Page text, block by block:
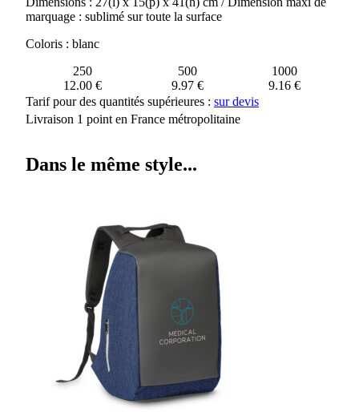
marquage : sublimé sur toute la surface
Coloris : blanc
250
500
1000
12.00 €
9.97 €
9.16 €
Tarif pour des quantités supérieures : sur devis
Livraison 1 point en France métropolitaine
Dans le même style...